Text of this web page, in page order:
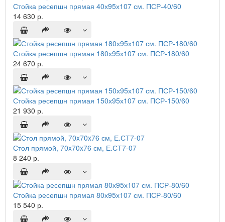
Стойка ресепшн прямая 40х95х107 см. ПСР-40/60
14 630 р.
Стойка ресепшн прямая 180х95х107 см. ПСР-180/60
24 670 р.
Стойка ресепшн прямая 150х95х107 см. ПСР-150/60
21 930 р.
Стол прямой, 70x70x76 см, Е.СТ7-07
8 240 р.
Стойка ресепшн прямая 80х95х107 см. ПСР-80/60
15 540 р.